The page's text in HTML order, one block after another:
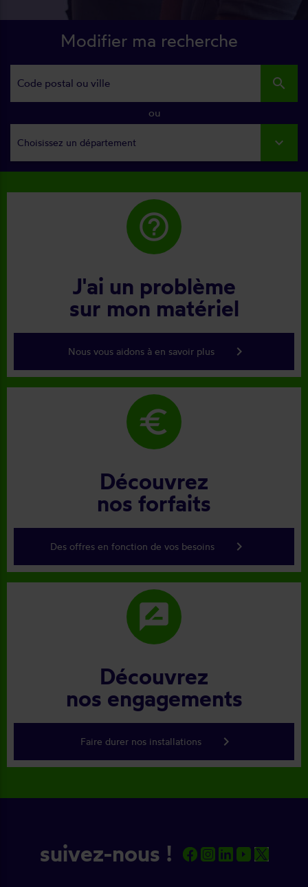
Modifier ma recherche
search
ou
Choisissez un département
help_outline
J'ai un problème
sur mon matériel
Nous vous aidons à en savoir plus keyboard_arrow_right
euro
Découvrez
nos forfaits
Des offres en fonction de vos besoins keyboard_arrow_right
rate_review
Découvrez
nos engagements
Faire durer nos installations keyboard_arrow_right
suivez-nous !